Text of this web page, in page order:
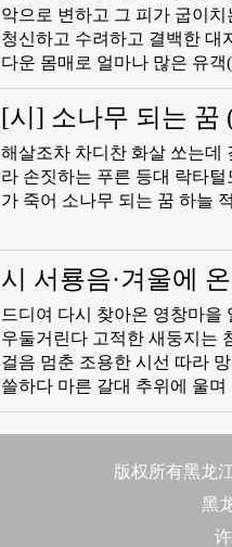
악으로 변하고 그 피가 굽이
청신하고 수려하고 결백한 대
다운 몸매로 얼마나 많은 유
[시] 소나무 되는 꿈
해살조차 차디찬 화살 쏘는데
라 손짓하는 푸른 등대 락타
가 죽어 소나무 되는 꿈 하늘
시 서룡음·겨울에
드디여 다시 찾아온 영창마을
우둘거린다 고적한 새둥지는
걸음 멈춘 조용한 시선 따라
쓸하다 마른 갈대 추위에 울
계시는가 수줍은 고백이 데워
한데 언 손 호호 불어 얼음꽃
版权所有黑龙
黑